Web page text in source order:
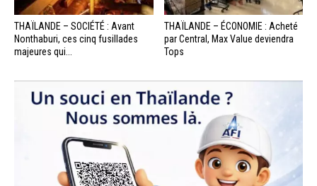
THAÏLANDE – SOCIÉTÉ : Avant
Nonthaburi, ces cinq fusillades
majeures qui...
THAÏLANDE – ÉCONOMIE : Acheté
par Central, Max Value deviendra
Tops